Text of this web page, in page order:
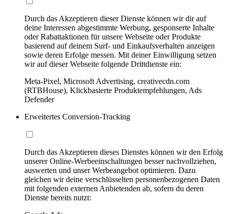
Durch das Akzeptieren dieser Dienste können wir dir auf
deine Interessen abgestimmte Werbung, gesponserte Inhalte
oder Rabattaktionen für unsere Webseite oder Produkte
basierend auf deinem Surf- und Einkaufsverhalten anzeigen
sowie deren Erfolge messen. Mit deiner Einwilligung setzen
wir auf dieser Webseite folgende Drittdienste ein:
Meta-Pixel, Microsoft Advertising, creativecdn.com
(RTBHouse), Klickbasierte Produktempfehlungen, Ads
Defender
Erweitertes Conversion-Tracking
Durch das Akzeptieren dieses Dienstes können wir den Erfolg
unserer Online-Werbeeinschaltungen besser nachvollziehen,
auswerten und unser Werbeangebot optimieren. Dazu
gleichen wir deine verschlüsselten personenbezogenen Daten
mit folgenden externen Anbietenden ab, sofern du deren
Dienste bereits nutzt: